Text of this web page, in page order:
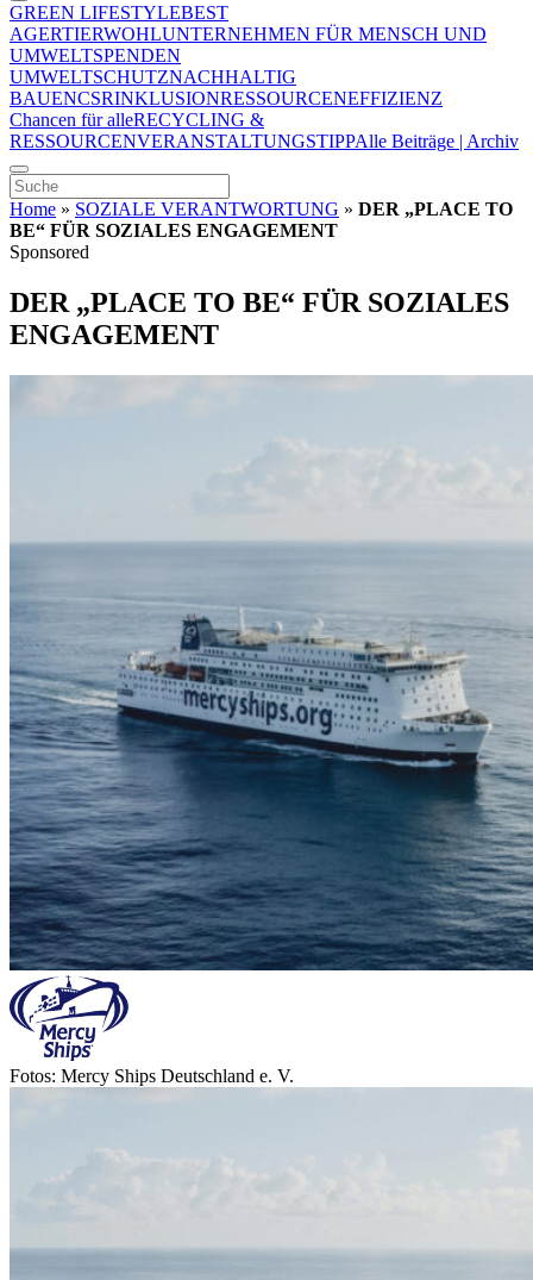
GREEN LIFESTYLEBEST
AGERTIERWOHLUNTERNEHMEN FÜR MENSCH UND
UMWELTSPENDEN
UMWELTSCHUTZNACHHALTIG
BAUENCSRINKLUSIONRESSOURCENEFFIZIENZ
Chancen für alleRECYCLING &
RESSOURCENVERANSTALTUNGSTIPPAlle Beiträge | Archiv
Home » SOZIALE VERANTWORTUNG » DER „PLACE TO
BE“ FÜR SOZIALES ENGAGEMENT
Sponsored
DER „PLACE TO BE“ FÜR SOZIALES
ENGAGEMENT
Fotos: Mercy Ships Deutschland e. V.